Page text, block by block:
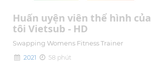
Huấn uyện viên thể hình của
tôi Vietsub - HD
Swapping Womens Fitness Trainer
2021
58 phút